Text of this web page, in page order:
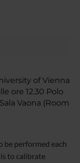
of Vienna
ore 12.30 Polo
Vaona (Room
be performed each
to calibrate